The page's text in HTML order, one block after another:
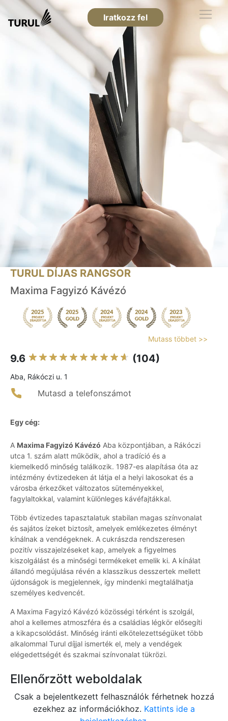
Iratkozz fel
TURUL DÍJAS RANGSOR
Maxima Fagyizó Kávézó
Mutass többet >>
9.6 (104)
Aba, Rákóczi u. 1
Mutasd a telefonszámot
Egy cég:
A Maxima Fagyizó Kávézó Aba központjában, a Rákóczi
utca 1. szám alatt működik, ahol a tradíció és a
kiemelkedő minőség találkozik. 1987-es alapítása óta az
intézmény évtizedeken át látja el a helyi lakosokat és a
városba érkezőket változatos süteményekkel,
fagylaltokkal, valamint különleges kávéfajtákkal.
Több évtizedes tapasztalatuk stabilan magas színvonalat
és sajátos ízeket biztosít, amelyek emlékezetes élményt
kínálnak a vendégeknek. A cukrászda rendszeresen
pozitív visszajelzéseket kap, amelyek a figyelmes
kiszolgálást és a minőségi termékeket emelik ki. A kínálat
állandó megújulása révén a klasszikus desszertek mellett
újdonságok is megjelennek, így mindenki megtalálhatja
személyes kedvencét.
A Maxima Fagyizó Kávézó közösségi térként is szolgál,
ahol a kellemes atmoszféra és a családias légkör elősegíti
a kikapcsolódást. Minőség iránti elkötelezettségüket több
alkalommal Turul díjjal ismerték el, mely a vendégek
elégedettségét és szakmai színvonalat tükrözi.
Ellenőrzött weboldalak
Csak a bejelentkezett felhasználók férhetnek hozzá
ezekhez az információkhoz. Kattints ide a